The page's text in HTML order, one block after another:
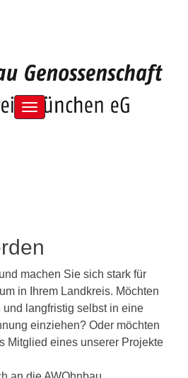
Menu
machen Sie sich stark für
in Ihrem Landkreis. Möchten
langfristig selbst in eine
einziehen? Oder möchten
Mitglied eines unserer Projekte